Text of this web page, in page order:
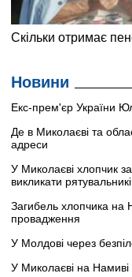
Новини
Екс-прем'єр України
Де в Миколаєві та
адреси
У Миколаєві хлопчик
викликати
Загибель хлопчика на
провадження
У Молдові через
У Миколаєві на